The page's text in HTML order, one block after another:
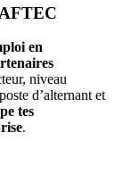
en
niveau
d’alternant et
tes
.